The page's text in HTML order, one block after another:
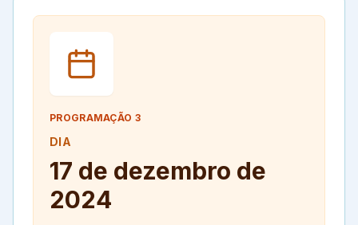
PROGRAMAÇÃO 3
DIA
17 de dezembro de
2024